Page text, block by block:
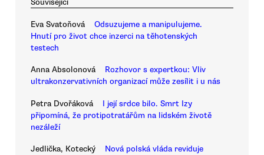
Eva Svatoňová
Odsuzujeme a manipulujeme.
Hnutí pro život chce inzerci na těhotenských
testech
Anna Absolonová
Rozhovor s expertkou: Vliv
ultrakonzervativních organizací může zesílit i u nás
Petra Dvořáková
I její srdce bilo. Smrt Izy
připomíná, že protipotratářům na lidském životě
nezáleží
Jedlička, Kotecký
Nová polská vláda reviduje